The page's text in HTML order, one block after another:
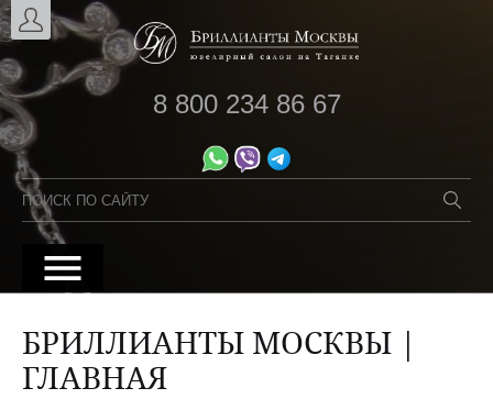
8 800 234 86 67
БРИЛЛИАНТЫ МОСКВЫ |
ГЛАВНАЯ